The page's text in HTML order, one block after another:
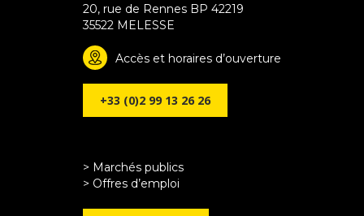
20, rue de Rennes BP 42219
35522 MELESSE
Accès et horaires d’ouverture
+33 (0)2 99 13 26 26
> Marchés publics
> Offres d’emploi